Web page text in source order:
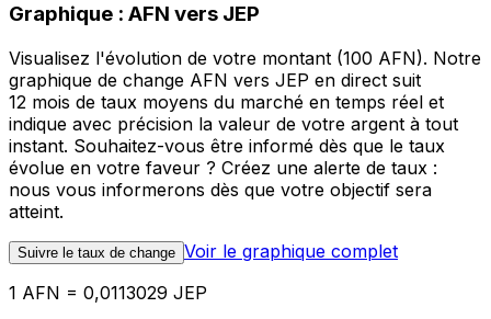
Graphique : AFN vers JEP
Visualisez l'évolution de votre montant (100 AFN). Notre
graphique de change AFN vers JEP en direct suit
12 mois de taux moyens du marché en temps réel et
indique avec précision la valeur de votre argent à tout
instant. Souhaitez-vous être informé dès que le taux
évolue en votre faveur ? Créez une alerte de taux :
nous vous informerons dès que votre objectif sera
atteint.
Suivre le taux de change Voir le graphique complet
1 AFN = 0,0113029 JEP